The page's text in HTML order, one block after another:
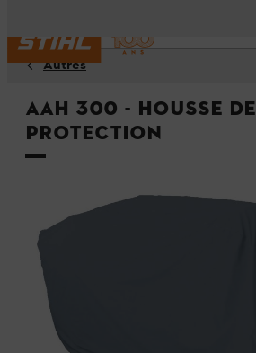
Autres
AAH 300 - Housse de
protection